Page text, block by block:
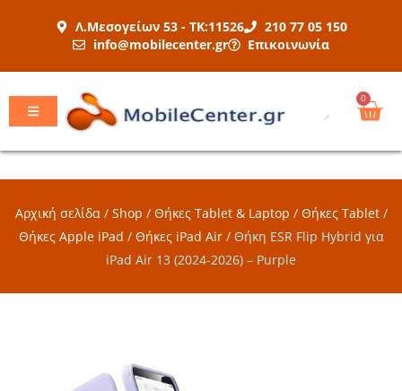
Λ.Μεσογείων 53 - ΤΚ:11526
210 77 05 150
info@mobilecenter.gr
Επικοινωνία
0
Αρχική σελίδα / Shop / Θήκες Tablet & Laptop / Θήκες Tablet/
Θήκες Apple iPad / Θήκες iPad Air/ Θήκη ESR Flip Hybrid για
iPad Air 13 (2024-2026) – Purple